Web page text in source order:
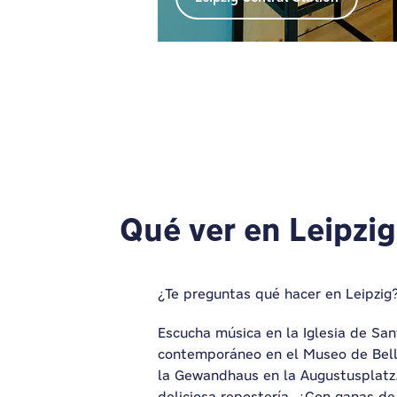
Qué ver en Leipzig
¿Te preguntas qué hacer en
Escucha música en la Iglesia de
contemporáneo en el Museo de
la Gewandhaus en la